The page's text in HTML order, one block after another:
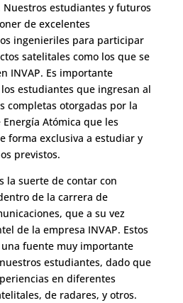
estudiantes y futuros
de excelentes
ingenieriles para participar
satelitales como los que se
INVAP. Es importante
estudiantes que ingresan al
completas otorgadas por la
Atómica que les
forma exclusiva a estudiar y
previstos.
la suerte de contar con
de la carrera de
que a su vez
de la empresa INVAP. Estos
fuente muy importante
estudiantes, dado que
en diferentes
de radares, y otros.